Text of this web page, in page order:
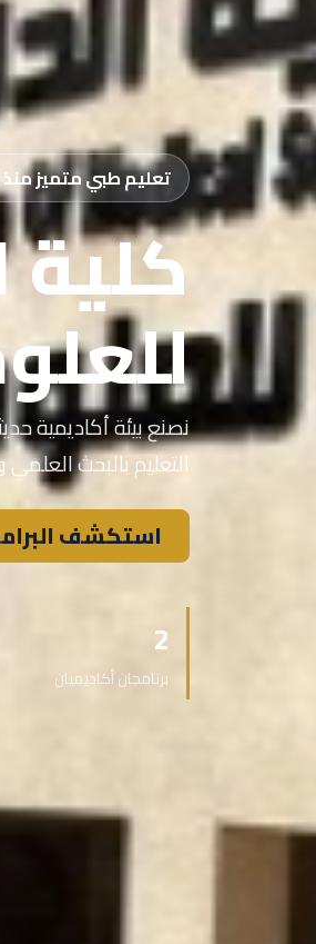
تعليم طبي متميز منذ 2021
كلية
نصنع بيئة أكاديمية
التعليم بالبحث
استكشف
2
برنامجان أكاديميان